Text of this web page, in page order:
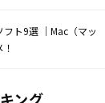
ト9選 ｜Mac（マッ